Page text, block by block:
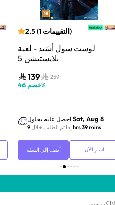
2.5(1 التقييمات)
لوست سول أسَيد - لعبة
بلايستيشن 5
139 259
خصم 46 %
احصل عليه بحلول Sat, Aug 8
إذا تم الطلب خلال 9 hrs 39 mins
أضف إلى السلة اشترِ الآن